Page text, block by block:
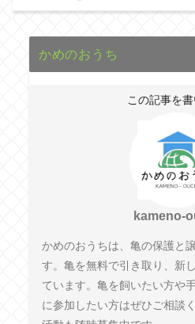
かめのおうち
この記事を書
kameno-
かめのおうちは、亀の保護と
す。亀を無料で引き取り、新
ています。亀を飼いたい方や
に参加したい方はぜひご相談